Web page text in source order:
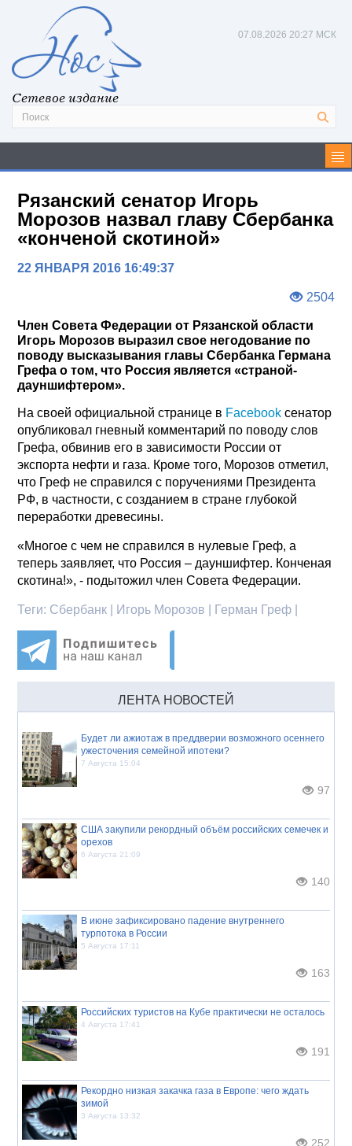
Сетевое издание
07.08.2026 20:27 МСК
Рязанский сенатор Игорь
Морозов назвал главу Сбербанка
«конченой скотиной»
22 ЯНВАРЯ 2016 16:49:37
2504
Член Совета Федерации от Рязанской области
Игорь Морозов выразил свое негодование по
поводу высказывания главы Сбербанка Германа
Грефа о том, что Россия является «страной-
дауншифтером».
На своей официальной странице в Facebook сенатор
опубликовал гневный комментарий по поводу слов
Грефа, обвинив его в зависимости России от
экспорта нефти и газа. Кроме того, Морозов отметил,
что Греф не справился с поручениями Президента
РФ, в частности, с созданием в стране глубокой
переработки древесины.
«Многое с чем не справился в нулевые Греф, а
теперь заявляет, что Россия – дауншифтер. Конченая
скотина!», - подытожил член Совета Федерации.
Теги: Сбербанк | Игорь Морозов | Герман Греф |
ЛЕНТА НОВОСТЕЙ
Будет ли ажиотаж в преддверии возможного осеннего
ужесточения семейной ипотеки?
7 Августа 15:04
97
США закупили рекордный объём российских семечек и
орехов
6 Августа 21:09
140
В июне зафиксировано падение внутреннего
турпотока в России
5 Августа 17:11
163
Российских туристов на Кубе практически не осталось
4 Августа 17:41
191
Рекордно низкая закачка газа в Европе: чего ждать
зимой
3 Августа 13:32
252